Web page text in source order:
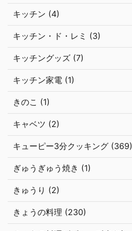
キッチン (4)
キッチン・ド・レミ (3)
キッチングッズ (7)
キッチン家電 (1)
きのこ (1)
キャベツ (2)
キューピー3分クッキング (369)
ぎゅうぎゅう焼き (1)
きゅうり (2)
きょうの料理 (230)